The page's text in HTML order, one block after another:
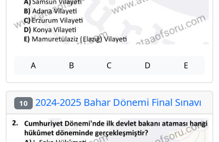
A B C D E
10 2024-2025 Bahar Dönemi Final Sınavı